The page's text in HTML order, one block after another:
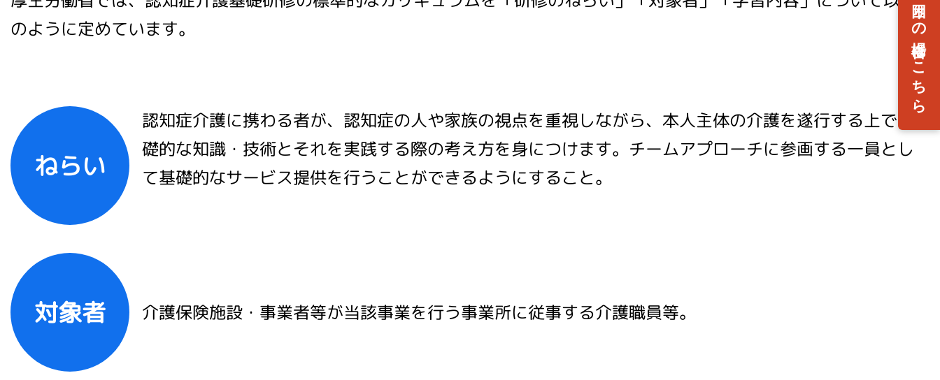
のように定めています。
ねらい
認知症介護に携わる者が、認知症の人や家族の視点を重視しながら、本人主体の介護を遂行する上で基
礎的な知識・技術とそれを実践する際の考え方を身につけます。チームアプローチに参画する一員とし
て基礎的なサービス提供を行うことができるようにすること。
対象者 介護保険施設・事業者等が当該事業を行う事業所に従事する介護職員等。